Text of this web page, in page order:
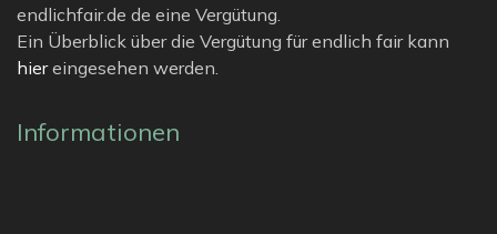
endlichfair.de de eine Vergütung.
Ein Überblick über die Vergütung für endlich fair kann
hiereingesehen werden.
Informationen